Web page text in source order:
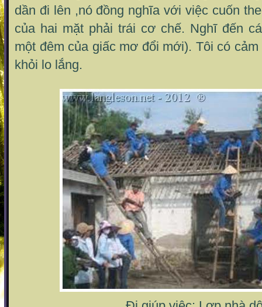
dần đi lên ,nó đồng nghĩa với việc cuốn
của hai mặt phải trái cơ chế. Nghĩ đến
một đêm của giấc mơ đổi mới). Tôi có
khỏi lo lắng.